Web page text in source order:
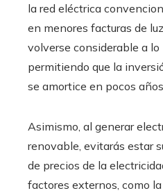
la red eléctrica
en menores facturas de
volverse considerable a lo
permitiendo que la
se amortice en pocos años.
Asimismo, al generar
renovable, evitarás estar
de precios de la
factores externos, como